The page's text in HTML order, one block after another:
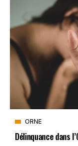
ORNE
Délinquance dans